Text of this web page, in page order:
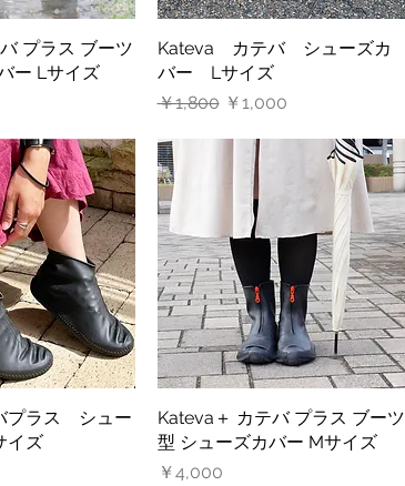
ビュー
プラス ブーツ
ー Lサイズ
クイックビュー
Kateva カテバ シューズカ
バー Lサイズ
通常価格
￥1,800 セール価格
￥1,000
ビュー
プラス シュー
イズ
クイックビュー
Kateva＋ カテバ プラス ブーツ
型 シューズカバー Mサイズ
価格
￥4,000